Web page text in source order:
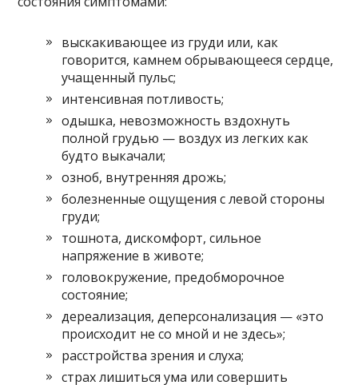
выскакивающее из груди или, как
говорится, камнем обрывающееся сердце,
учащенный пульс;
интенсивная потливость;
одышка, невозможность вздохнуть
полной грудью — воздух из легких как
будто выкачали;
озноб, внутренняя дрожь;
болезненные ощущения с левой стороны
груди;
тошнота, дискомфорт, сильное
напряжение в животе;
головокружение, предобморочное
состояние;
дереализация, деперсонализация — «это
происходит не со мной и не здесь»;
расстройства зрения и слуха;
страх лишиться ума или совершить